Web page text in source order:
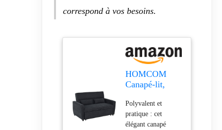
correspond à vos besoins.
HOMCOM
Canapé-lit,
places avec
fonction lit,
dossier
Polyvalent et
pratique : cet
élégant canapé